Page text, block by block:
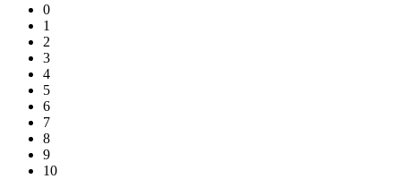
0
1
2
3
4
5
6
7
8
9
10